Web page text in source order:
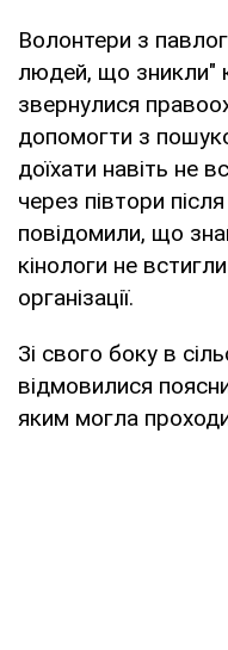
Волонтери з
людей, що зникли"
звернулися
допомогти з
доїхати навіть не
через півтори
повідомили, що
кінологи не
організації.
Зі свого боку в
відмовилися
яким могла